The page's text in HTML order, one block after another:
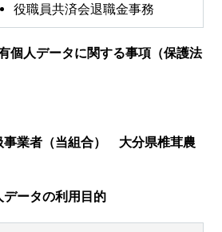
役職員共済会退職金事務
個人データに関する事項（保護法
事業者（当組合） 大分県椎茸農
ータの利用目的